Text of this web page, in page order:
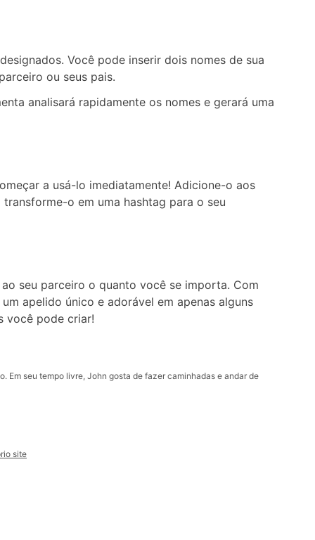
Você pode inserir dois nomes de sua
ou seus pais.
analisará rapidamente os nomes e gerará uma
a usá-lo imediatamente! Adicione-o aos
o em uma hashtag para o seu
seu parceiro o quanto você se importa. Com
apelido único e adorável em apenas alguns
você pode criar!
Em seu tempo livre, John gosta de fazer caminhadas e andar de
site